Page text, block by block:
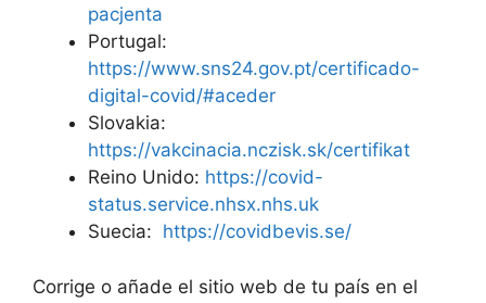
pacjenta
Portugal:
https://www.sns24.gov.pt/certificado-
digital-covid/#aceder
Slovakia:
https://vakcinacia.nczisk.sk/certifikat
Reino Unido: https://covid-
status.service.nhsx.nhs.uk
Suecia: https://covidbevis.se/
Corrige o añade el sitio web de tu país en el